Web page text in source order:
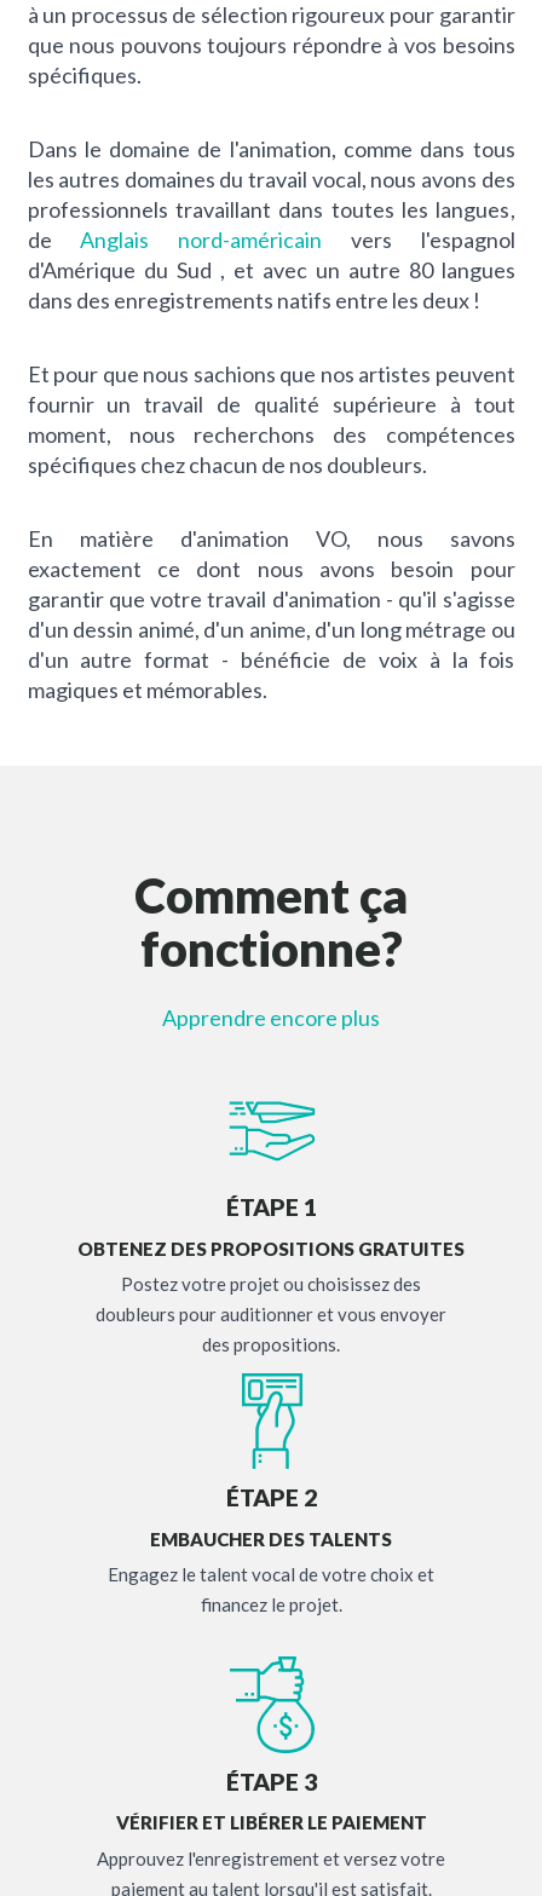
à un processus de sélection rigoureux pour garantir
que nous pouvons toujours répondre à vos besoins
spécifiques.
Dans le domaine de l'animation, comme dans tous
les autres domaines du travail vocal, nous avons des
professionnels travaillant dans toutes les langues,
de
Anglais nord-américain
vers l'espagnol
d'Amérique du Sud , et avec un autre 80 langues
dans des enregistrements natifs entre les deux !
Et pour que nous sachions que nos artistes peuvent
fournir un travail de qualité supérieure à tout
moment, nous recherchons des compétences
spécifiques chez chacun de nos doubleurs.
En matière d'animation VO, nous savons
exactement ce dont nous avons besoin pour
garantir que votre travail d'animation - qu'il s'agisse
d'un dessin animé, d'un anime, d'un long métrage ou
d'un autre format - bénéficie de voix à la fois
magiques et mémorables.
Comment ça
fonctionne?
Apprendre encore plus
ÉTAPE 1
OBTENEZ DES PROPOSITIONS GRATUITES
Postez votre projet ou choisissez des
doubleurs pour auditionner et vous envoyer
des propositions.
ÉTAPE 2
EMBAUCHER DES TALENTS
Engagez le talent vocal de votre choix et
financez le projet.
ÉTAPE 3
VÉRIFIER ET LIBÉRER LE PAIEMENT
Approuvez l'enregistrement et versez votre
paiement au talent lorsqu'il est satisfait.